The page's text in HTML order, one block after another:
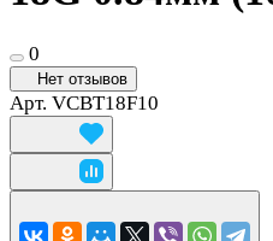
0
Нет отзывов
Арт. VCBT18F10